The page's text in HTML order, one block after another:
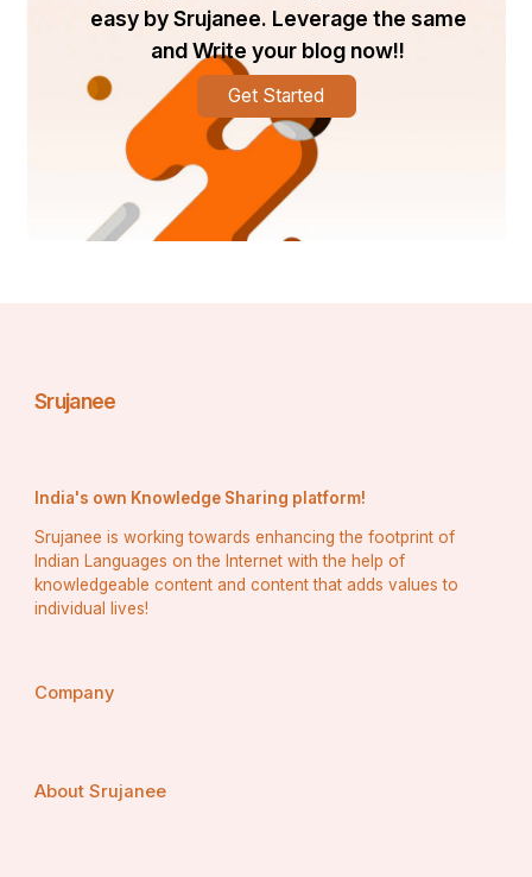
easy by Srujanee. Leverage the same
and Write your blog now!!
Get Started
Srujanee
India's own Knowledge Sharing platform!
Srujanee is working towards enhancing the footprint of
Indian Languages on the Internet with the help of
knowledgeable content and content that adds values to
individual lives!
Company
About Srujanee